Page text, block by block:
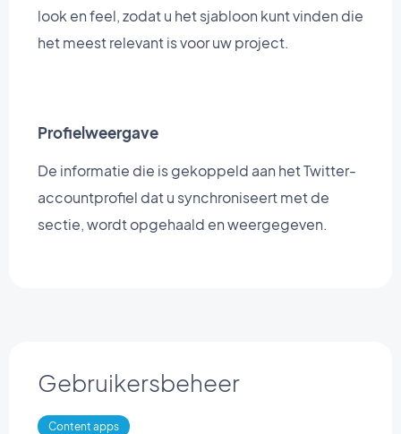
look en feel, zodat u het sjabloon kunt vinden die
het meest relevant is voor uw project.
Profielweergave
De informatie die is gekoppeld aan het Twitter-
accountprofiel dat u synchroniseert met de
sectie, wordt opgehaald en weergegeven.
Gebruikersbeheer
Content apps